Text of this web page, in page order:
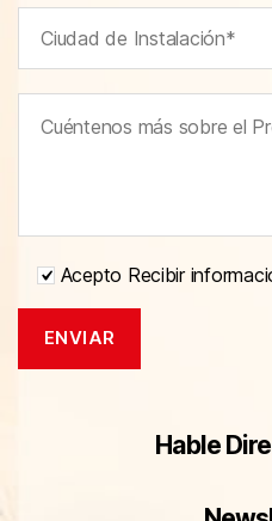
Acepto Recibir
Hable